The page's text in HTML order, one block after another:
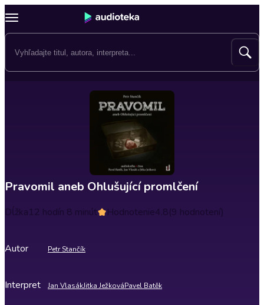
Pravomil aneb Ohlušující promlčení
Dĺžka12 hodín 8 minút Hodnotenie4.8(9 hodnotení)
Autor Petr Stančík
Interpret Jan VlasákJitka JežkováPavel Batěk